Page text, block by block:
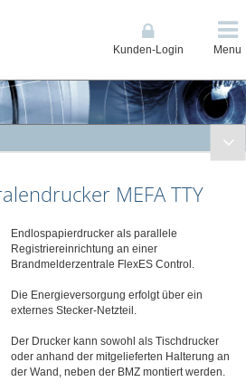
Kunden-Login Menu
ES Line & 1-Loop Compact
Ringbustechnik FlexES Control
Services (CLSS)
MEFA TTY
Endlospapierdrucker als parallele
Registriereinrichtung an einer
Brandmelderzentrale FlexES Control.
Die Energieversorgung erfolgt über ein
externes Stecker-Netzteil.
Der Drucker kann sowohl als Tischdrucker
oder anhand der mitgelieferten Halterung an
der Wand, neben der BMZ montiert werden.